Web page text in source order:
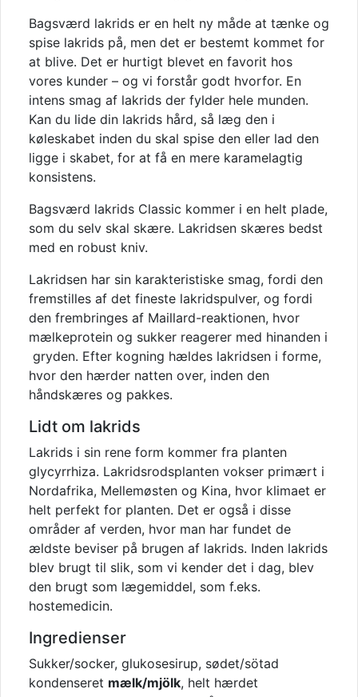
Bagsværd lakrids er en helt ny måde at tænke og
spise lakrids på, men det er bestemt kommet for
at blive. Det er hurtigt blevet en favorit hos
vores kunder – og vi forstår godt hvorfor. En
intens smag af lakrids der fylder hele munden.
Kan du lide din lakrids hård, så læg den i
køleskabet inden du skal spise den eller lad den
ligge i skabet, for at få en mere karamelagtig
konsistens.
Bagsværd lakrids Classic kommer i en helt plade,
som du selv skal skære. Lakridsen skæres bedst
med en robust kniv.
Lakridsen har sin karakteristiske smag, fordi den
fremstilles af det fineste lakridspulver, og fordi
den frembringes af Maillard-reaktionen, hvor
mælkeprotein og sukker reagerer med hinanden i
gryden. Efter kogning hældes lakridsen i forme,
hvor den hærder natten over, inden den
håndskæres og pakkes.
Lidt om lakrids
Lakrids i sin rene form kommer fra planten
glycyrrhiza. Lakridsrodsplanten vokser primært i
Nordafrika, Mellemøsten og Kina, hvor klimaet er
helt perfekt for planten. Det er også i disse
områder af verden, hvor man har fundet de
ældste beviser på brugen af lakrids. Inden lakrids
blev brugt til slik, som vi kender det i dag, blev
den brugt som lægemiddel, som f.eks.
hostemedicin.
Ingredienser
Sukker/socker, glukosesirup, sødet/sötad
kondenseret mælk/mjölk, helt hærdet